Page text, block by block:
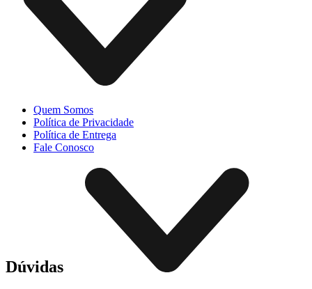
Quem Somos
Política de Privacidade
Política de Entrega
Fale Conosco
Dúvidas